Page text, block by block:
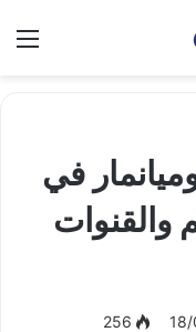
في
والقنوات
256